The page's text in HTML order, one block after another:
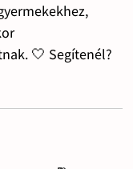
🤍 Segítenél?